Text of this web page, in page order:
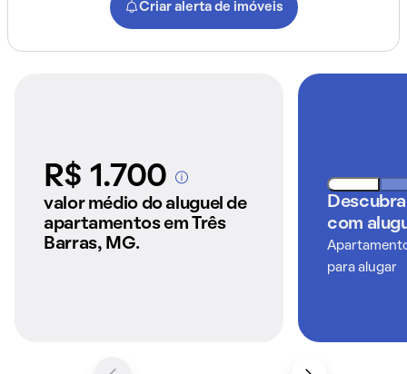
Criar alerta de imóveis
R$ 1.700A partir dos imóveis
anunciados pelo
QuintoAndar
valor médio do aluguel de
apartamentos em Três
Barras, MG.
com
para alugar